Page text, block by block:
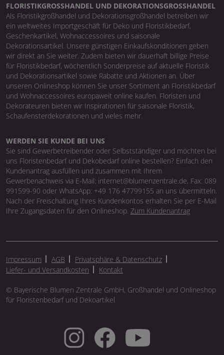
FLORISTIKGROSSHANDEL UND DEKORATIONSGROSSHANDEL
Als Floristikgroßhandel und Dekorationsgroßhandel betreiben wir
ein weltweites Importgeschäft für Deko und Floristikbedarf,
Geschenkartikel, Wohnaccessoires und saisonale
Dekorationsartikel. Unsere günstigen Einkaufskonditionen geben
wir direkt an Sie weiter. Zudem bieten wir dauerhaft billige Preise
für Floristikbedarf, wöchentlich Sonderpreise auf aktuelle Floristik
und Dekorationsartikel sowie Rabatte und Aktionen an. Über
unseren Onlineshop können Sie unser Sortiment an Floristikbedarf
und Wohnaccessoires europaweit online kaufen. Floristen und
Dekorateuren bieten wir Inspirationen für saisonale Floristik,
Schaufensterdekorationen und vieles mehr.
WERDEN SIE KUNDE BEI UNS
Sie sind Gewerbetreibender oder Selbstständiger und möchten bei
uns Floristenbedarf und Dekobedarf online bestellen? Einfach den
Kundenantrag ausfüllen und zusammen mit Ihrem
Gewerbenachweis via E-Mail: internet@blumenzentrale.de, Fax: 089
991599-90 oder WhatsApp: +49 176 47799155 an uns übermitteln.
Nach der Freischaltung Ihres Kundenkontos erhalten Sie per E-Mail
Ihre Zugangsdaten für den Onlineshop. Zum Kundenantrag
Impressum AGB
Privatsphäre & Datenschutz
Liefer- und Versandkosten
Kontakt
© Bayerische Blumen Zentrale GmbH, Großhandel und Onlineshop
für Floristenbedarf und Dekoartikel